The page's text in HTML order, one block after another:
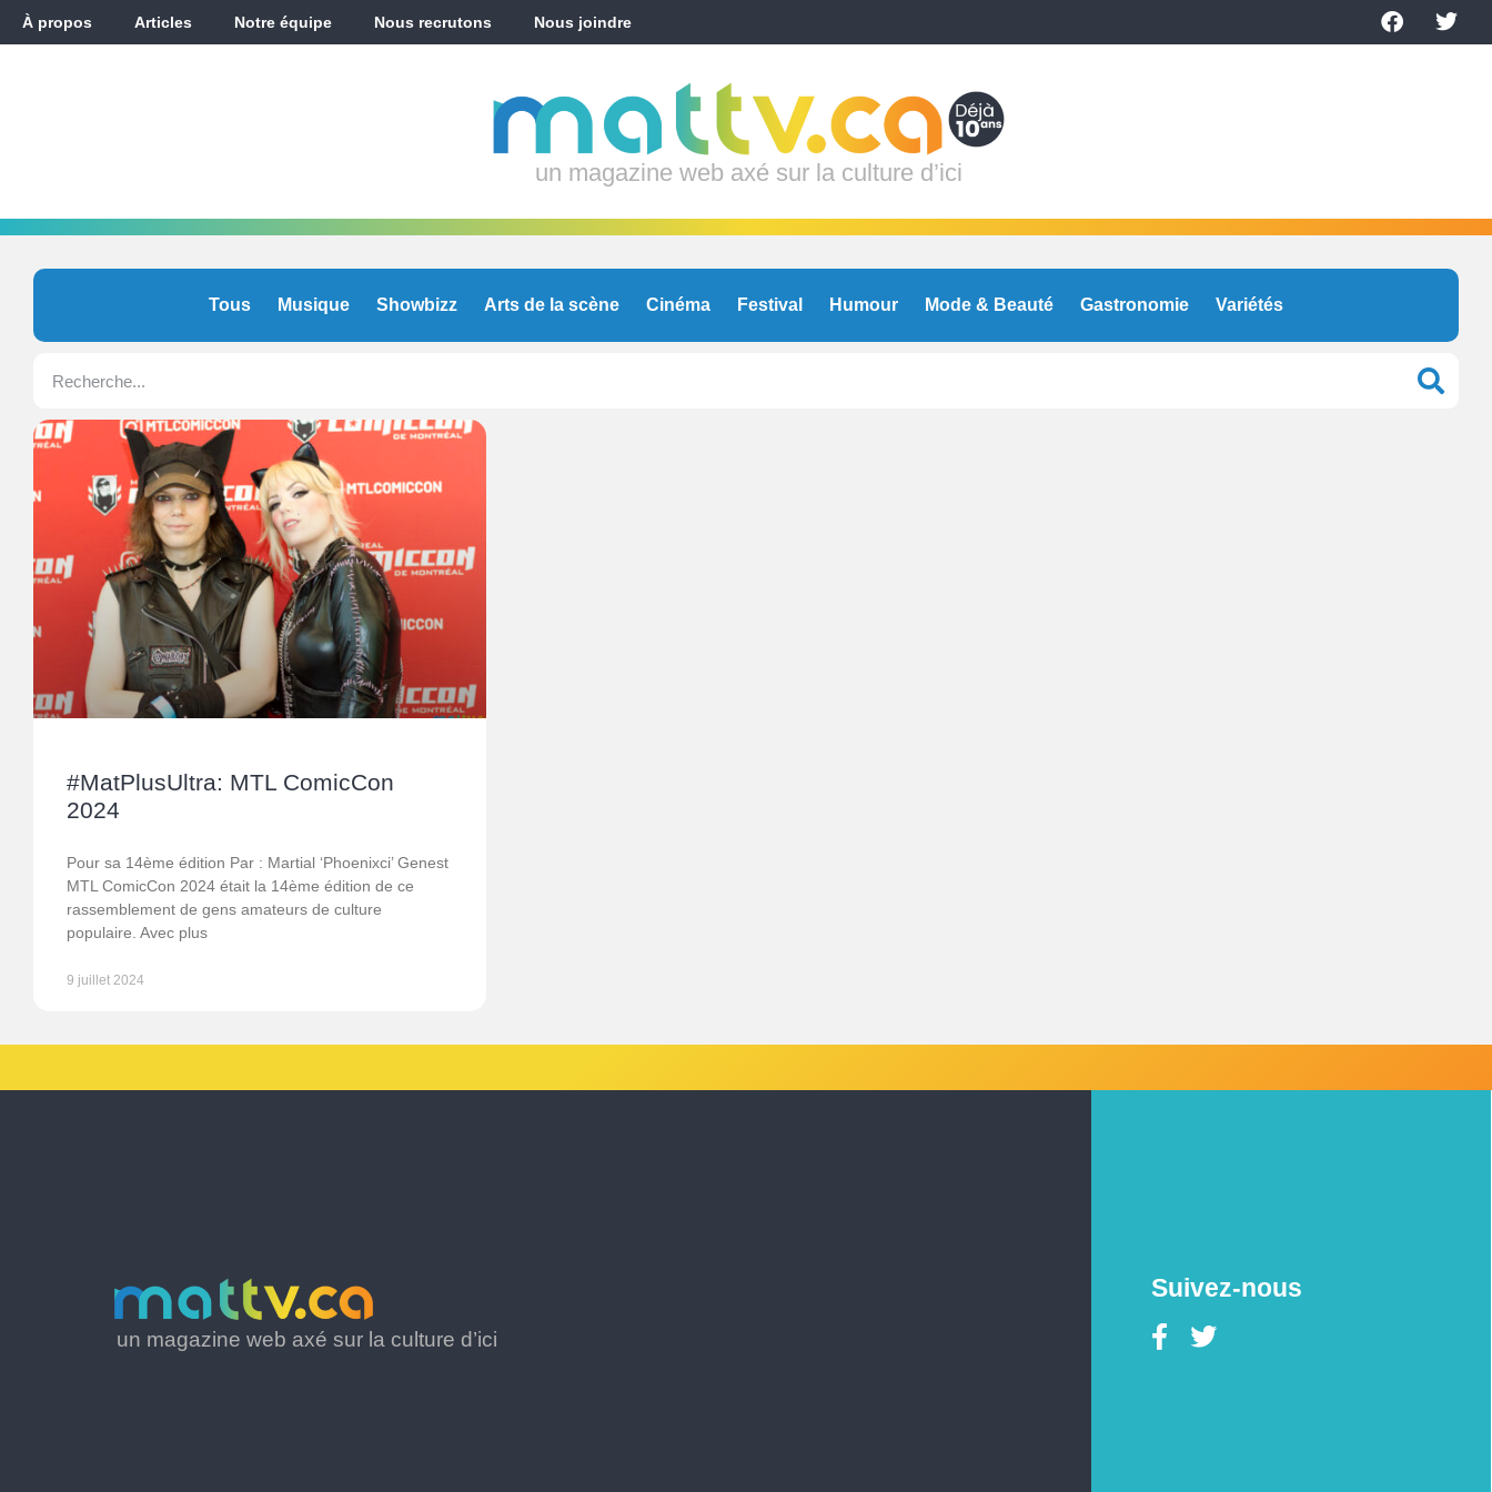
À propos Articles Notre équipe Nous recrutons Nous joindre
un magazine web axé sur la culture d’ici
Tous Musique Showbizz Arts de la scène Cinéma Festival Humour Mode & Beauté Gastronomie Variétés
#MatPlusUltra: MTL ComicCon
2024
Pour sa 14ème édition Par : Martial ‘Phoenixci’ Genest
MTL ComicCon 2024 était la 14ème édition de ce
rassemblement de gens amateurs de culture
populaire. Avec plus
9 juillet 2024
un magazine web axé sur la culture d’ici
Suivez-nous